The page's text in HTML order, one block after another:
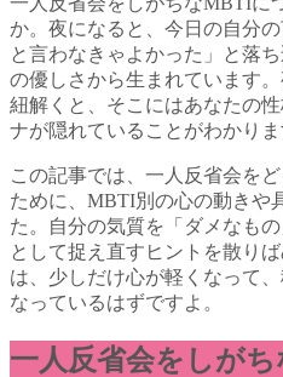
か。夜になると、今日の自分
と言わなきゃよかった」と落
の優しさから生まれています
紐解くと、そこにはあなたの
ナが隠れていることがわかりま
この記事では、一人反省会を
ために、MBTI別の心の動きや
た。自分の気質を「ダメなも
として捉え直すヒントを散り
は、少しだけ心が軽くなって
なっているはずですよ。
一人反省会をしが